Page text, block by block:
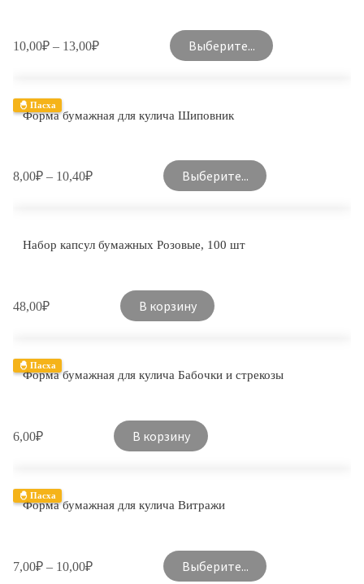
10,00₽ – 13,00₽ Выберите...
🐣 Пасха
Форма бумажная для кулича Шиповник
8,00₽ – 10,40₽ Выберите...
Набор капсул бумажных Розовые, 100 шт
48,00₽ В корзину
🐣 Пасха
Форма бумажная для кулича Бабочки и стрекозы
6,00₽ В корзину
🐣 Пасха
Форма бумажная для кулича Витражи
7,00₽ – 10,00₽ Выберите...